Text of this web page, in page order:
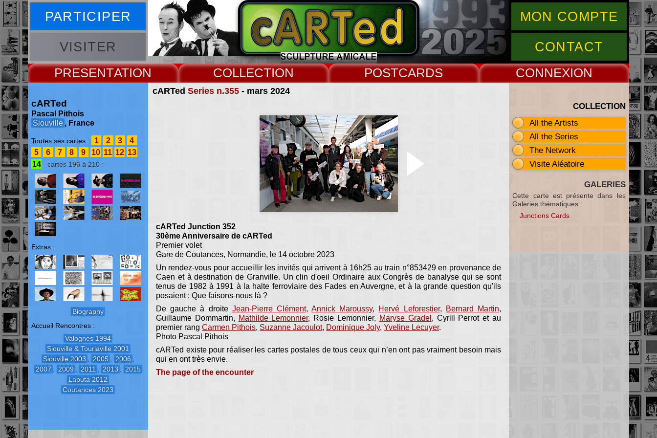
PARTICIPER
VISITER
MON COMPTE
CONTACT
PRESENT COLLECT CARDS CONNEX
cARTed Series n.355- mars 2024
cARTed Junction 352
30ème Anniversaire de cARTed
Premier volet
Gare de Coutances, Normandie, le 14 octobre 2023
Un rendez-vous pour accueillir les invités qui arrivent à 16h25 au train n°853429 en provenance de
Caen et à destination de Granville. Un clin d'oeil Ordinaire aux Congrès de banalyse qui se sont
tenus de 1982 à 1991 à la halte ferroviaire des Fades en Auvergne, et à la grande question qu'ils
posaient : Que faisons-nous là ?
De gauche à droite Jean-Pierre Clément,Annick Maroussy, Hervé Leforestier, Bernard Martin,
Guillaume Dommartin, Mathilde Lemonnier, Rosie Lemonnier, Maryse Gradel , Cyrill Perrot et au
premier rang Carmen Pithois, Suzanne Jacoulot, Dominique Joly, Yveline Lecuyer.
Photo Pascal Pithois
cARTed existe pour réaliser les cartes postales de tous ceux qui n’en ont pas vraiment besoin mais
qui en ont très envie.
The page of the encounter
cARTed
Pascal Pithois
Siouville , France
Toutes ses cartes : 1 2 3
4
5
6 7 8 9 10 11 12 13
14 cartes 196 à 210 :
Extras :
Biography
Accueil Rencontres :
Valognes 1994
Siouville & Tourlaville 2001
Siouville 2003 , 2005 , 2006 ,
2007 , 2009 , 2011 , 2013 , 2015
Laputa 2012
Coutances 2023
COLLECTION
All the Artists
All the Series
The Network
Visite Aléatoire
GALERIES
Cette carte est présente dans les
Galeries thématiques :
Junctions Cards